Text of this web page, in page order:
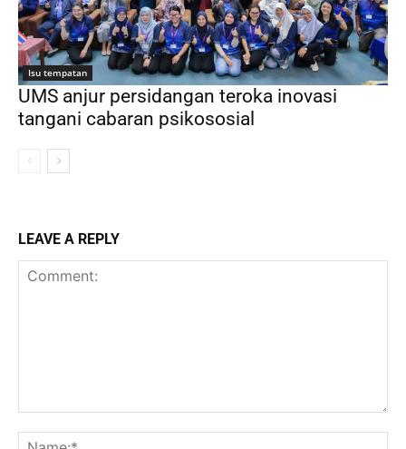
Isu tempatan
UMS anjur persidangan teroka inovasi
tangani cabaran psikososial
LEAVE A REPLY